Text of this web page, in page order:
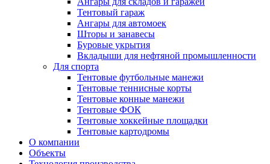
Тентовый гараж
Ангары для автомоек
Шторы и занавесы
Буровые укрытия
Вкладыши для нефтяной промышленности
Для спорта
Тентовые футбольные манежи
Тентовые теннисные корты
Тентовые конные манежи
Тентовые ФОК
Тентовые хоккейные площадки
Тентовые картодромы
О компании
Объекты